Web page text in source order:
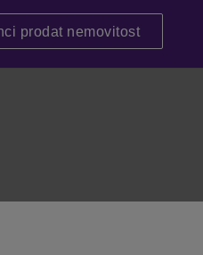
prodat nemovitost